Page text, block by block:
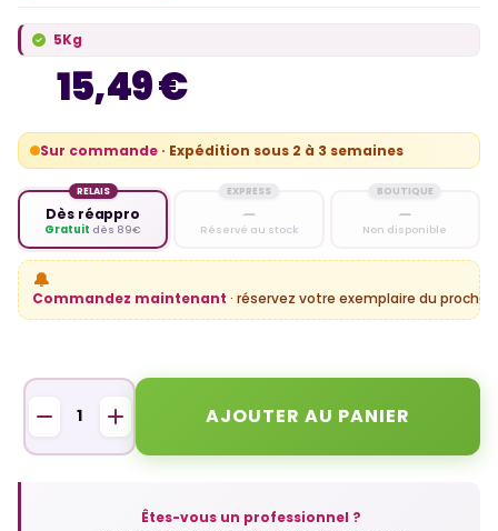
5Kg
15,49 €
Sur commande · Expédition sous 2 à 3 semaines
RELAIS
Dès réappro
Gratuit dès 89€
EXPRESS
—
Réservé au stock
BOUTIQUE
—
Non disponible
🔔
Commandez maintenant · réservez votre exemplaire du
AJOUTER AU PANIER
Êtes-vous un professionnel ?